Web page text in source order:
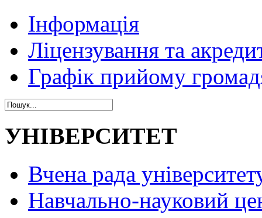
Інформація
Ліцензування та
Графік прийому
УНІВЕРСИТЕТ
Вчена рада
Навчально-науковий